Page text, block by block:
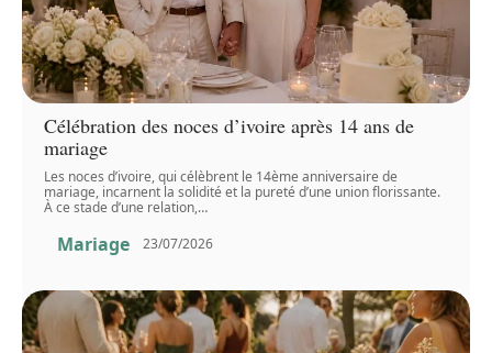
Célébration des noces d’ivoire après 14 ans de
mariage
Les noces d’ivoire, qui célèbrent le 14ème anniversaire de
mariage, incarnent la solidité et la pureté d’une union florissante.
À ce stade d’une relation,…
Mariage 23/07/2026